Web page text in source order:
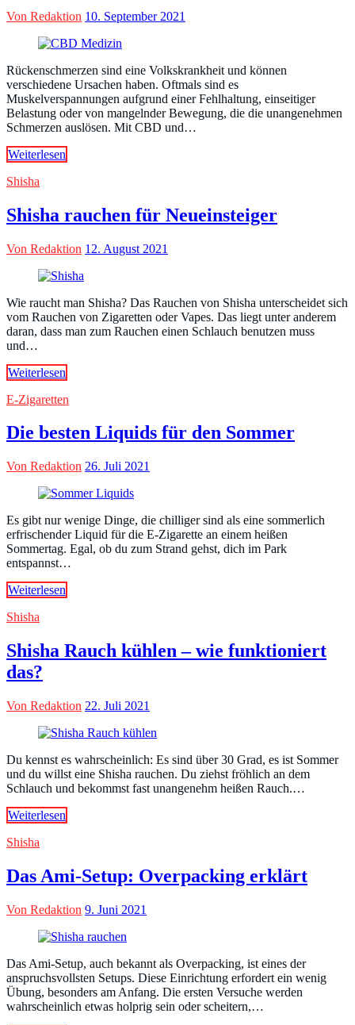
Von Redaktion 10. September 2021
Rückenschmerzen sind eine Volkskrankheit und können
verschiedene Ursachen haben. Oftmals sind es
Muskelverspannungen aufgrund einer Fehlhaltung, einseitiger
Belastung oder von mangelnder Bewegung, die die unangenehmen
Schmerzen auslösen. Mit CBD und…
Weiterlesen
Shisha
Shisha rauchen für Neueinsteiger
Von Redaktion 12. August 2021
Wie raucht man Shisha? Das Rauchen von Shisha unterscheidet sich
vom Rauchen von Zigaretten oder Vapes. Das liegt unter anderem
daran, dass man zum Rauchen einen Schlauch benutzen muss
und…
Weiterlesen
E-Zigaretten
Die besten Liquids für den Sommer
Von Redaktion 26. Juli 2021
Es gibt nur wenige Dinge, die chilliger sind als eine sommerlich
erfrischender Liquid für die E-Zigarette an einem heißen
Sommertag. Egal, ob du zum Strand gehst, dich im Park
entspannst…
Weiterlesen
Shisha
Shisha Rauch kühlen – wie funktioniert
das?
Von Redaktion 22. Juli 2021
Du kennst es wahrscheinlich: Es sind über 30 Grad, es ist Sommer
und du willst eine Shisha rauchen. Du ziehst fröhlich an dem
Schlauch und bekommst fast unangenehm heißen Rauch.…
Weiterlesen
Shisha
Das Ami-Setup: Overpacking erklärt
Von Redaktion 9. Juni 2021
Das Ami-Setup, auch bekannt als Overpacking, ist eines der
anspruchsvollsten Setups. Diese Einrichtung erfordert ein wenig
Übung, besonders am Anfang. Die ersten Versuche werden
wahrscheinlich etwas holprig sein oder scheitern,…